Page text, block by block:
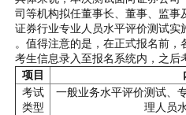
司等机构拟任董事长、董事、监事
证券行业专业人员水平评价测试
。值得注意的是，在正式报名前
考生信息录入至报名系统内，之后
项目
考试
类型
一般业务水平评价测试、
理人员